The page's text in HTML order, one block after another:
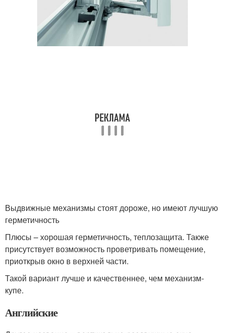
Выдвижные механизмы стоят дороже, но имеют лучшую
герметичность
Плюсы – хорошая герметичность, теплозащита. Также
присутствует возможность проветривать помещение,
приоткрыв окно в верхней части.
Такой вариант лучше и качественнее, чем механизм-
купе.
Английские